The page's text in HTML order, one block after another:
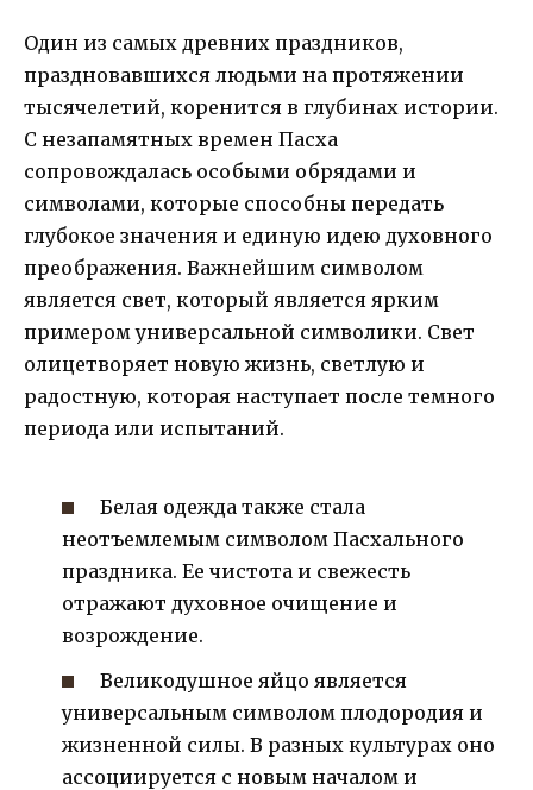
Один из самых древних праздников,
праздновавшихся людьми на протяжении
тысячелетий, коренится в глубинах истории.
С незапамятных времен Пасха
сопровождалась особыми обрядами и
символами, которые способны передать
глубокое значения и единую идею духовного
преображения. Важнейшим символом
является свет, который является ярким
примером универсальной символики. Свет
олицетворяет новую жизнь, светлую и
радостную, которая наступает после темного
периода или испытаний.
Белая одежда также стала
неотъемлемым символом Пасхального
праздника. Ее чистота и свежесть
отражают духовное очищение и
возрождение.
Великодушное яйцо является
универсальным символом плодородия и
жизненной силы. В разных культурах оно
ассоциируется с новым началом и